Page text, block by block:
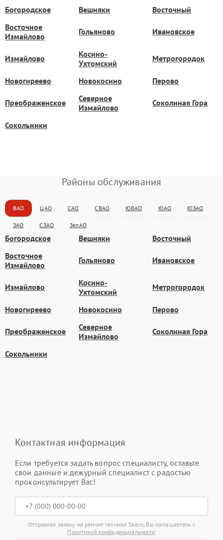
Богородское Вешняки
Восточный
Восточное
Измайлово
Гольяново Ивановское
Измайлово
Косино-
Ухтомский
Метрогородок
Новогиреево Новокосино Перово
Преображенское
Северное
Измайлово
Соколиная Гора
Сокольники
Районы обслуживания
ВАО ЦАО САО СВАО ЮВАО ЮАО ЮЗАО
ЗАО СЗАО ЗелАО
Богородское Вешняки
Восточный
Восточное
Измайлово
Гольяново Ивановское
Измайлово
Косино-
Ухтомский
Метрогородок
Новогиреево Новокосино Перово
Преображенское
Северное
Измайлово
Соколиная Гора
Сокольники
Контактная информация
Если требуется задать вопрос специалисту, оставьте
свои данные и дежурный специалист с радостью
проконсультирует Вас!
Отправляя заявку на ремонт техники Saeco, Вы соглашаетесь с
Политикой конфиденциальности